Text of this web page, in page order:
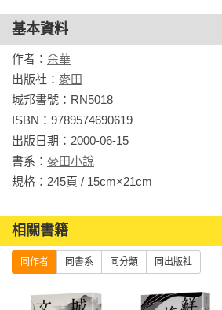
特別紀念版》《兄弟(下)十週年特別紀念
(新版)》《第七天》《活著(二十週年精
影－－從中國到世界，余華的35則文學
察體驗》《許三觀賣血記》《十個詞彙
基本資料
作者： 余華
出版社： 麥田
城邦書號：RN5018
ISBN：9789574690619
出版日期：2000-06-15
書系： 麥田小說
規格：245頁 / 15cm×21cm
相關書籍
同作者 同書系 同分類 同出版社